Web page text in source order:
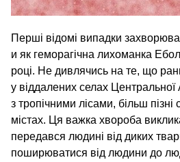
Перші відомі випадки
и як геморагічна лихоманка
році. Не дивлячись на те, що
у віддалених селах
з тропічними лісами, більш
містах. Ця важка хвороба
передався людині від диких
поширюватися від людини до